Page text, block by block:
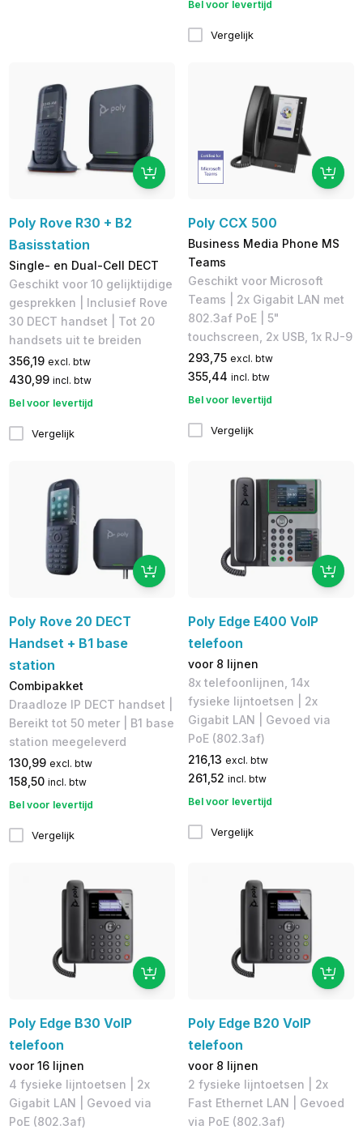
Bel voor levertijd
Vergelijk
Poly Rove R30 + B2
Basisstation
Single- en Dual-Cell DECT
Geschikt voor 10 gelijktijdige
gesprekken | Inclusief Rove
30 DECT handset | Tot 20
handsets uit te breiden
356,19 excl. btw
430,99 incl. btw
Bel voor levertijd
Vergelijk
Poly CCX 500
Business Media Phone MS
Teams
Geschikt voor Microsoft
Teams | 2x Gigabit LAN met
802.3af PoE | 5​"
touchscreen, 2x USB, 1x RJ-9
293,75 excl. btw
355,44 incl. btw
Bel voor levertijd
Vergelijk
Poly Rove 20 DECT
Handset + B1 base
station
Combipakket
Draadloze IP DECT handset |
Bereikt tot 50 meter | B1 base
station meegeleverd
130,99 excl. btw
158,50 incl. btw
Bel voor levertijd
Vergelijk
Poly Edge E400 VoIP
telefoon
voor 8 lijnen
8x telefoonlijnen, 14x
fysieke lijntoetsen | 2x
Gigabit LAN | Gevoed via
PoE (802.3af)
216,13 excl. btw
261,52 incl. btw
Bel voor levertijd
Vergelijk
Poly Edge B30 VoIP
telefoon
voor 16 lijnen
4 fysieke lijntoetsen | 2x
Gigabit LAN | Gevoed via
PoE (802.3af)
Poly Edge B20 VoIP
telefoon
voor 8 lijnen
2 fysieke lijntoetsen | 2x
Fast Ethernet LAN | ​Gevoed
via PoE (802.3af)